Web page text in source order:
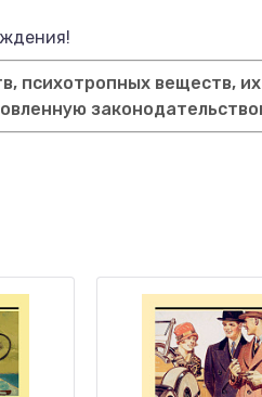
психотропных веществ,